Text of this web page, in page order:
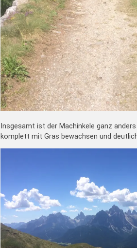
Insgesamt ist der Machinkele ganz
komplett mit Gras bewachsen und